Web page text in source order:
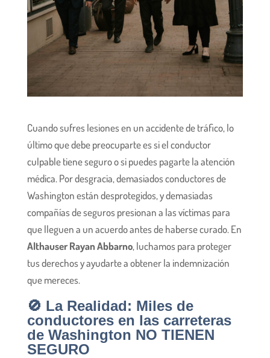
Cuando sufres lesiones en un accidente de tráfico, lo
último que debe preocuparte es si el conductor
culpable tiene seguro o si puedes pagarte la atención
médica. Por desgracia, demasiados conductores de
Washington están desprotegidos, y demasiadas
compañías de seguros presionan a las víctimas para
que lleguen a un acuerdo antes de haberse curado. En
Althauser Rayan Abbarno, luchamos para proteger
tus derechos y ayudarte a obtener la indemnización
que mereces.
🚫 La Realidad: Miles de
conductores en las carreteras
de Washington NO TIENEN
SEGURO